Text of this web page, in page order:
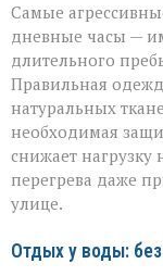
Самые
дневные часы —
длительного
Правильная
натуральных
необходимая
снижает нагрузку
перегрева даже
улице.
Отдых у воды: